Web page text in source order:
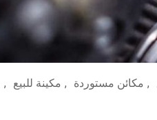
, مكائن مستوردة , مكينة للبيع ,